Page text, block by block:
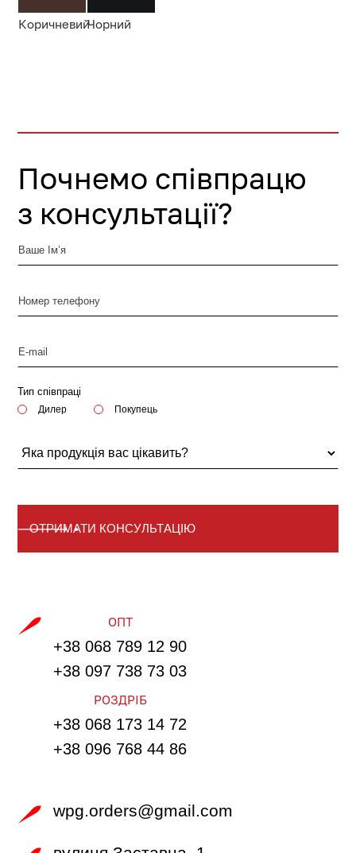
КоричневийЧорний
Почнемо співпрацю
з консультації?
Тип співпраці
Дилер Покупець
ОПТ
+38 068 789 12 90
+38 097 738 73 03
РОЗДРІБ
+38 068 173 14 72
+38 096 768 44 86
wpg.orders@gmail.com